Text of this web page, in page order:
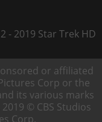
- 2019 Star Trek HD
or affiliated
Corp or the
its various marks
© CBS Studios
Corp.